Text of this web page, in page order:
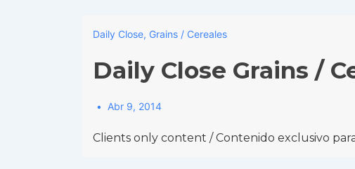
Daily Close, Grains / Cereales
Daily Close Grains /
Abr 9, 2014
Clients only content / Contenido exclusivo